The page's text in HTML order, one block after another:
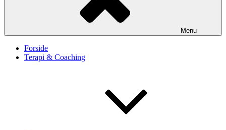
Menu
Forside
Terapi & Coaching